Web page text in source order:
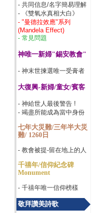
- 共同信息/名字簡易理解
- 《雙氧水真相大白》
- "曼德拉效應"系列
(Mandela Effect)
- 常見問題
神唯一新婦"錫安教會"
- 神末世揀選唯一受膏者
大復興-新婦/童女/賓客
- 神給世人最後警告 !
- 竭盡所能成為當中身份
七年大災難/三年半大災
難/ 1260日
- 教會被提-留在地上的人
千禧年/信仰紀念碑
Monument
- 千禧年唯一信仰榜樣
敬拜讚美詩歌